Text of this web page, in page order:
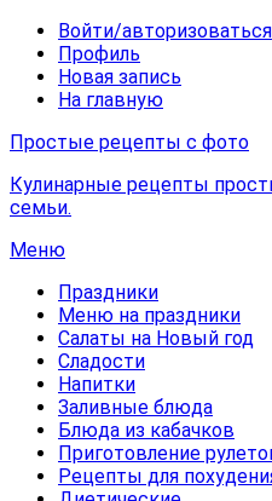
Войти/авторизоваться
Профиль
Новая запись
На главную
Простые рецепты с фото
Кулинарные рецепты
семьи.
Меню
Праздники
Меню на праздники
Салаты на Новый год
Сладости
Напитки
Заливные блюда
Блюда из кабачков
Приготовление
Рецепты для